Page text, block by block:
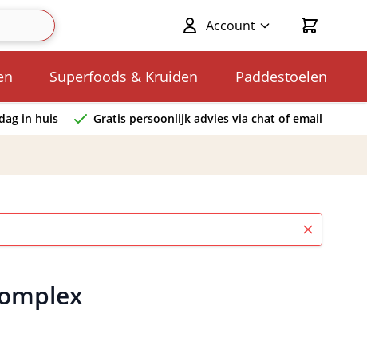
Account Cart
Superfoods & Kruiden Paddestoelen
in huis Gratis persoonlijk advies via chat of email